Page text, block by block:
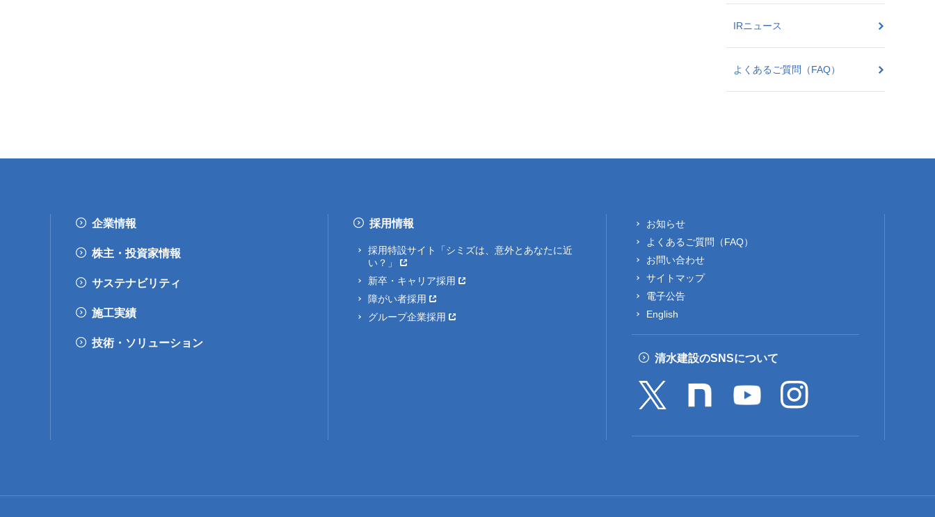
IRニュース
よくあるご質問（FAQ）
企業情報
株主・投資家情報
サステナビリティ
施工実績
技術・ソリューション
採用情報
採用特設サイト「シミズは、意外とあなたに近
い？」
新卒・キャリア採用
障がい者採用
グループ企業採用
お知らせ
よくあるご質問（FAQ）
お問い合わせ
サイトマップ
電子公告
English
清水建設のSNSについて